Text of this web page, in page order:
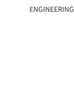
ENGINEERING